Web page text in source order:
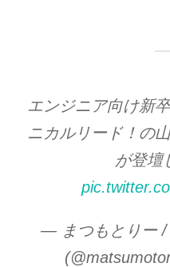
エンジニア向け新
ニカルリード！の
が登壇
— まつもとりー /